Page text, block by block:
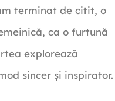
terminat de citit, o
ca o furtună
explorează
sincer și inspirator.